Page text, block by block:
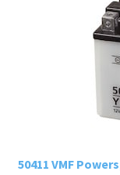
50411 VMF